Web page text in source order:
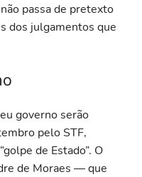
passa de pretexto
dos julgamentos que
governo serão
pelo STF,
de Estado”. O
de Moraes — que